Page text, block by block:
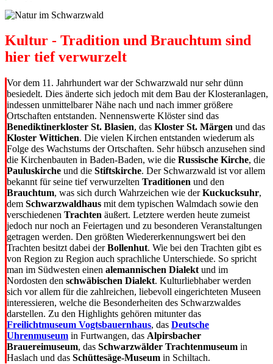
Kultur - Tradition und Brauchtum sind
hier tief verwurzelt
Vor dem 11. Jahrhundert war der Schwarzwald nur sehr dünn
besiedelt. Dies änderte sich jedoch mit dem Bau der Klosteranlagen,
indessen unmittelbarer Nähe nach und nach immer größere
Ortschaften entstanden. Nennenswerte Klöster sind das
Benediktinerkloster St. Blasien, das Kloster St. Märgen und das
Kloster Wittichen. Die vielen Kirchen entstanden wiederum als
Folge des Wachstums der Ortschaften. Sehr hübsch anzusehen sind
die Kirchenbauten in Baden-Baden, wie die Russische Kirche, die
Pauluskirche und die Stiftskirche. Der Schwarzwald ist vor allem
bekannt für seine tief verwurzelten Traditionen und den
Brauchtum, was sich durch Wahrzeichen wie derKuckucksuhr,
dem Schwarzwaldhaus mit dem typischen Walmdach sowie den
verschiedenen Trachten äußert. Letztere werden heute zumeist
jedoch nur noch an Feiertagen und zu besonderen Veranstaltungen
getragen werden. Den größten Wiedererkennungswert bei den
Trachten besitzt dabei derBollenhut. Wie bei den Trachten gibt es
von Region zu Region auch sprachliche Unterschiede. So spricht
man im Südwesten einen alemannischen Dialekt und im
Nordosten den schwäbischen Dialekt. Kulturliebhaber werden
sich vor allem für die zahlreichen, liebevoll eingerichteten Museen
interessieren, welche die Besonderheiten des Schwarzwaldes
darstellen. Zu den Highlights gehören mitunter das
Freilichtmuseum Vogtsbauernhaus, das Deutsche
Uhrenmuseum in Furtwangen, das Alpirsbacher
Brauereimuseum, das Schwarzwälder Trachtenmuseum in
Haslach und das Schüttesäge-Museum in Schiltach.